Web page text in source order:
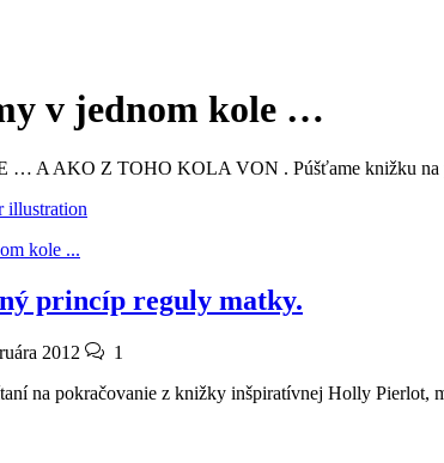
v jednom kole …
A AKO Z TOHO KOLA VON . Púšťame knižku na
kole ...
princíp reguly matky.
2012
1
na pokračovanie z knižky inšpiratívnej Holly